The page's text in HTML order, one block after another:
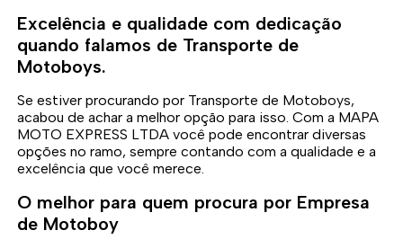
Excelência e qualidade com dedicação
quando falamos de Transporte de
Motoboys.
Se estiver procurando por Transporte de Motoboys,
acabou de achar a melhor opção para isso. Com a MAPA
MOTO EXPRESS LTDA você pode encontrar diversas
opções no ramo, sempre contando com a qualidade e a
excelência que você merece.
O melhor para quem procura por Empresa
de Motoboy